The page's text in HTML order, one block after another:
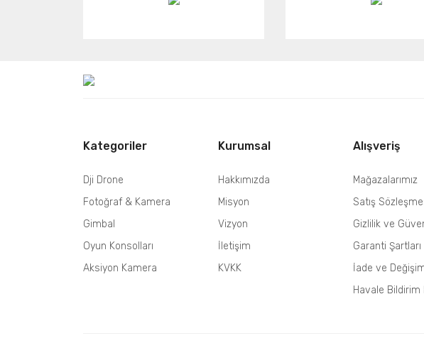
Kategoriler
Dji Drone
Fotoğraf & Kamera
Gimbal
Oyun Konsolları
Aksiyon Kamera
Kurumsal
Hakkımızda
Misyon
Vizyon
İletişim
KVKK
Alışveriş
Mağazalarımız
Satış
Gizlilik ve
Garanti Şartları
İade ve
Havale Bildirim